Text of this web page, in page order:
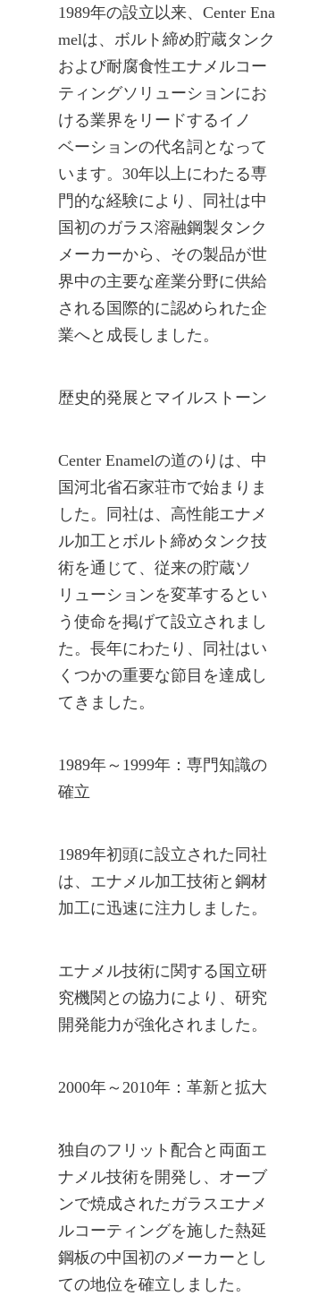
1989年の設立以来、Center Ena
melは、ボルト締め貯蔵タンク
および耐腐食性エナメルコー
ティングソリューションにお
ける業界をリードするイノ
ベーションの代名詞となって
います。30年以上にわたる専
門的な経験により、同社は中
国初のガラス溶融鋼製タンク
メーカーから、その製品が世
界中の主要な産業分野に供給
される国際的に認められた企
業へと成長しました。
歴史的発展とマイルストーン
Center Enamelの道のりは、中
国河北省石家荘市で始まりま
した。同社は、高性能エナメ
ル加工とボルト締めタンク技
術を通じて、従来の貯蔵ソ
リューションを変革するとい
う使命を掲げて設立されまし
た。長年にわたり、同社はい
くつかの重要な節目を達成し
てきました。
1989年～1999年：専門知識の
確立
1989年初頭に設立された同社
は、エナメル加工技術と鋼材
加工に迅速に注力しました。
エナメル技術に関する国立研
究機関との協力により、研究
開発能力が強化されました。
2000年～2010年：革新と拡大
独自のフリット配合と両面エ
ナメル技術を開発し、オーブ
ンで焼成されたガラスエナメ
ルコーティングを施した熱延
鋼板の中国初のメーカーとし
ての地位を確立しました。